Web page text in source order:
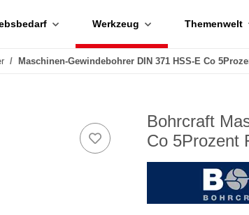
Werkzeug Themenwelt
Maschinen-Gewindebohrer DIN 371 HSS-E Co
Bohrcraft
Co 5Prozent